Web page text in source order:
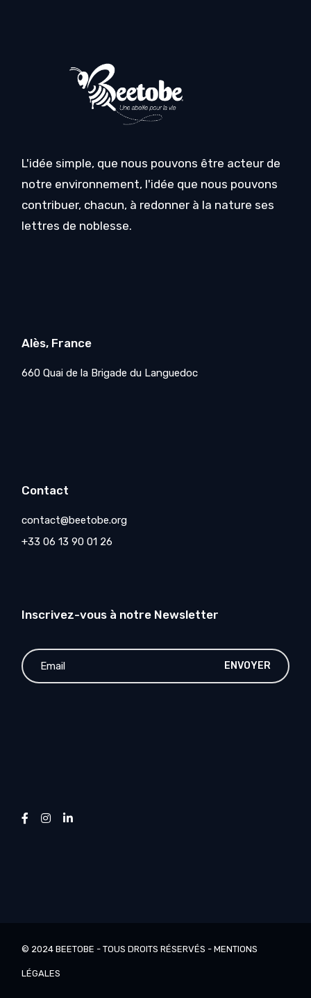
L'idée simple, que nous pouvons être acteur de
notre environnement, l'idée que nous pouvons
contribuer, chacun, à redonner à la nature ses
lettres de noblesse.
Alès, France
660 Quai de la Brigade du Languedoc
Contact
contact@beetobe.org
+33 06 13 90 01 26
Inscrivez-vous à notre Newsletter
ENVOYER
© 2024BEETOBE - TOUS DROITS RÉSERVÉS -MENTIONS
LÉGALES